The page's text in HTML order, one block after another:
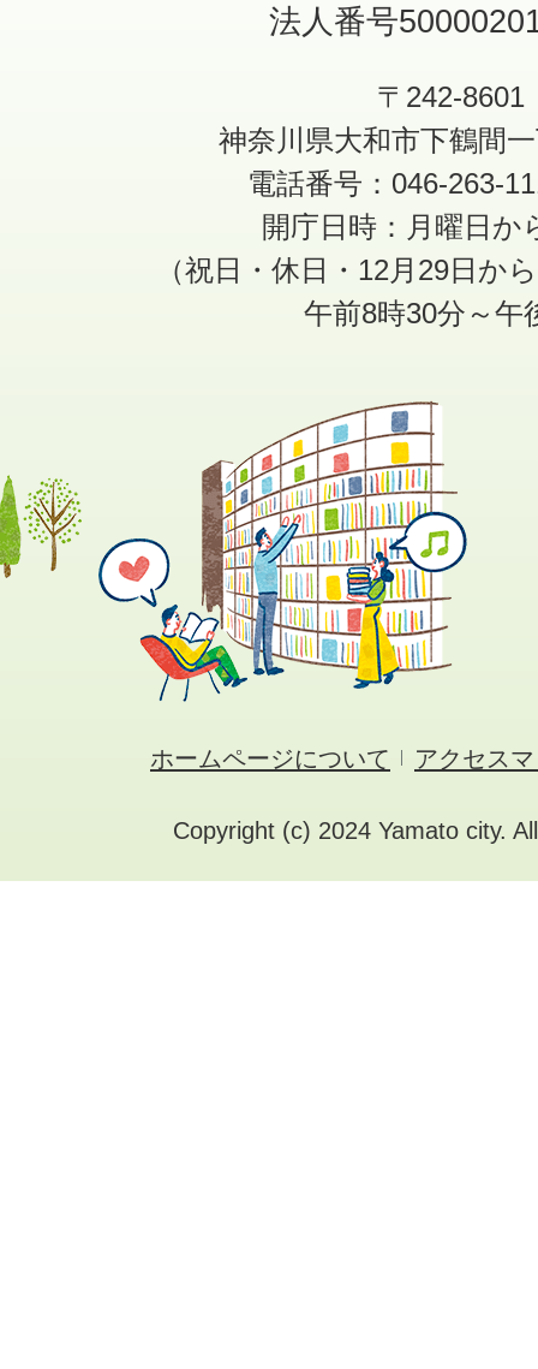
法人番号
〒242-8601
神奈川県大和市下鶴間
電話番号：046-263-
開庁日時：月曜日か
（祝日・休日・12月29日か
午前8時30分～午
ホームページについて アクセス
Copyright (c) 2024 Yamato city.